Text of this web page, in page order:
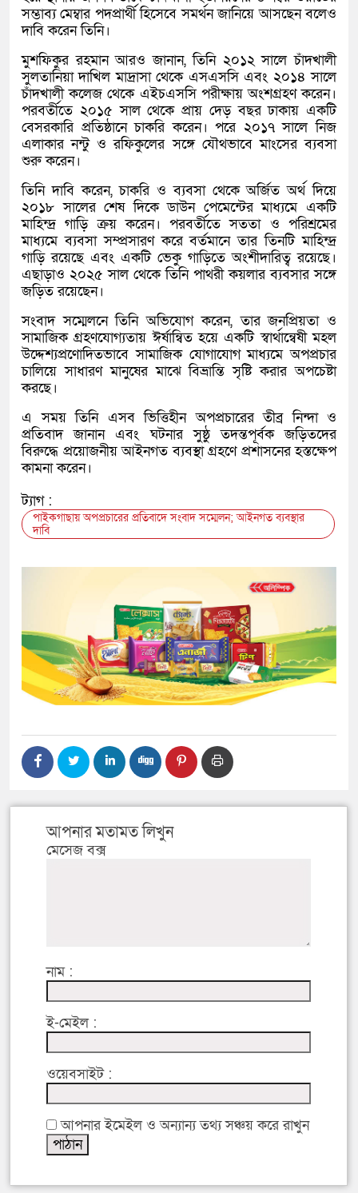
সম্ভাব্য মেম্বার পদপ্রার্থী হিসেবে সমর্থন জানিয়ে আসছেন বলেও
দাবি করেন তিনি।
মুশফিকুর রহমান আরও জানান, তিনি ২০১২ সালে চাঁদখালী
সুলতানিয়া দাখিল মাদ্রাসা থেকে এসএসসি এবং ২০১৪ সালে
চাঁদখালী কলেজ থেকে এইচএসসি পরীক্ষায় অংশগ্রহণ করেন।
পরবর্তীতে ২০১৫ সাল থেকে প্রায় দেড় বছর ঢাকায় একটি
বেসরকারি প্রতিষ্ঠানে চাকরি করেন। পরে ২০১৭ সালে নিজ
এলাকার নন্টু ও রফিকুলের সঙ্গে যৌথভাবে মাংসের ব্যবসা
শুরু করেন।
তিনি দাবি করেন, চাকরি ও ব্যবসা থেকে অর্জিত অর্থ দিয়ে
২০১৮ সালের শেষ দিকে ডাউন পেমেন্টের মাধ্যমে একটি
মাহিন্দ্র গাড়ি ক্রয় করেন। পরবর্তীতে সততা ও পরিশ্রমের
মাধ্যমে ব্যবসা সম্প্রসারণ করে বর্তমানে তার তিনটি মাহিন্দ্র
গাড়ি রয়েছে এবং একটি ভেকু গাড়িতে অংশীদারিত্ব রয়েছে।
এছাড়াও ২০২৫ সাল থেকে তিনি পাথরী কয়লার ব্যবসার সঙ্গে
জড়িত রয়েছেন।
সংবাদ সম্মেলনে তিনি অভিযোগ করেন, তার জনপ্রিয়তা ও
সামাজিক গ্রহণযোগ্যতায় ঈর্ষান্বিত হয়ে একটি স্বার্থান্বেষী মহল
উদ্দেশ্যপ্রণোদিতভাবে সামাজিক যোগাযোগ মাধ্যমে অপপ্রচার
চালিয়ে সাধারণ মানুষের মাঝে বিভ্রান্তি সৃষ্টি করার অপচেষ্টা
করছে।
এ সময় তিনি এসব ভিত্তিহীন অপপ্রচারের তীব্র নিন্দা ও
প্রতিবাদ জানান এবং ঘটনার সুষ্ঠু তদন্তপূর্বক জড়িতদের
বিরুদ্ধে প্রয়োজনীয় আইনগত ব্যবস্থা গ্রহণে প্রশাসনের হস্তক্ষেপ
কামনা করেন।
ট্যাগ :
পাইকগাছায় অপপ্রচারের প্রতিবাদে সংবাদ সম্মেলন; আইনগত ব্যবস্থার
দাবি
আপনার মতামত লিখুন
মেসেজ বক্স
নাম :
ই-মেইল :
ওয়েবসাইট :
আপনার ইমেইল ও অন্যান্য তথ্য সঞ্চয় করে রাখুন